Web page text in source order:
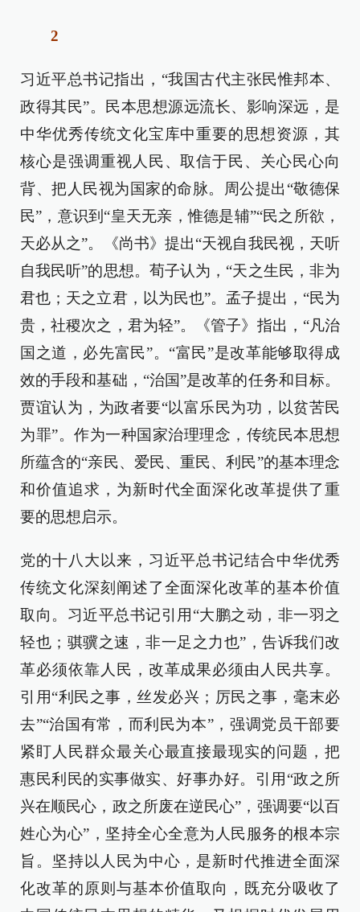
2
习近平总书记指出，“我国古代主张民惟邦本、
政得其民”。民本思想源远流长、影响深远，是
中华优秀传统文化宝库中重要的思想资源，其
核心是强调重视人民、取信于民、关心民心向
背、把人民视为国家的命脉。周公提出“敬德保
民”，意识到“皇天无亲，惟德是辅”“民之所欲，
天必从之”。《尚书》提出“天视自我民视，天听
自我民听”的思想。荀子认为，“天之生民，非为
君也；天之立君，以为民也”。孟子提出，“民为
贵，社稷次之，君为轻”。《管子》指出，“凡治
国之道，必先富民”。“富民”是改革能够取得成
效的手段和基础，“治国”是改革的任务和目标。
贾谊认为，为政者要“以富乐民为功，以贫苦民
为罪”。作为一种国家治理理念，传统民本思想
所蕴含的“亲民、爱民、重民、利民”的基本理念
和价值追求，为新时代全面深化改革提供了重
要的思想启示。
党的十八大以来，习近平总书记结合中华优秀
传统文化深刻阐述了全面深化改革的基本价值
取向。习近平总书记引用“大鹏之动，非一羽之
轻也；骐骥之速，非一足之力也”，告诉我们改
革必须依靠人民，改革成果必须由人民共享。
引用“利民之事，丝发必兴；厉民之事，毫末必
去”“治国有常，而利民为本”，强调党员干部要
紧盯人民群众最关心最直接最现实的问题，把
惠民利民的实事做实、好事办好。引用“政之所
兴在顺民心，政之所废在逆民心”，强调要“以百
姓心为心”，坚持全心全意为人民服务的根本宗
旨。坚持以人民为中心，是新时代推进全面深
化改革的原则与基本价值取向，既充分吸收了